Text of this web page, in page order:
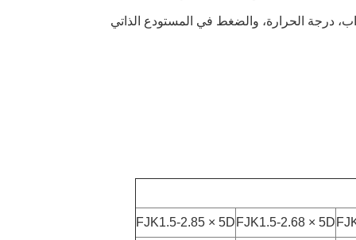
درجة الحرارة، والضغط في المستودع الذاتي
FJK1.5-2.68 × 5D
FJK1.5-2.85 × 5D